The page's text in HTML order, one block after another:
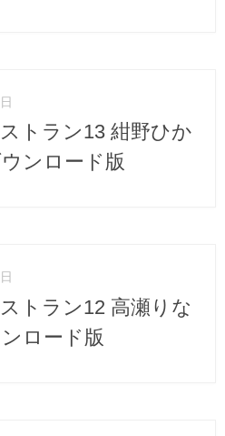
トラン13 紺野ひか
ンロード版
トラン12 高瀬りな
ンロード版